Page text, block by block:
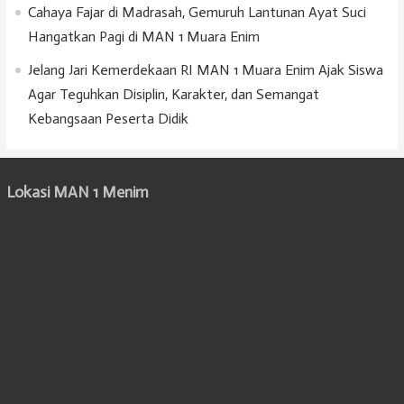
Cahaya Fajar di Madrasah, Gemuruh Lantunan Ayat Suci
Hangatkan Pagi di MAN 1 Muara Enim
Jelang Jari Kemerdekaan RI MAN 1 Muara Enim Ajak Siswa
Agar Teguhkan Disiplin, Karakter, dan Semangat
Kebangsaan Peserta Didik
Lokasi MAN 1 Menim